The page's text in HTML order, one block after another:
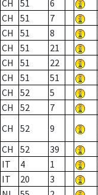
CH 51 6
CH
51 7
CH
51 8
CH
51 21
CH
51 22
CH
51 51
CH
52 5
CH
52 7
CH
52 9
CH
52 39
IT
4 1
IT
20 3